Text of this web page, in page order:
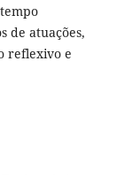
de atuações,
reflexivo e